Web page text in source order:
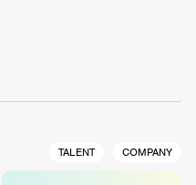
TALENT COMPANY